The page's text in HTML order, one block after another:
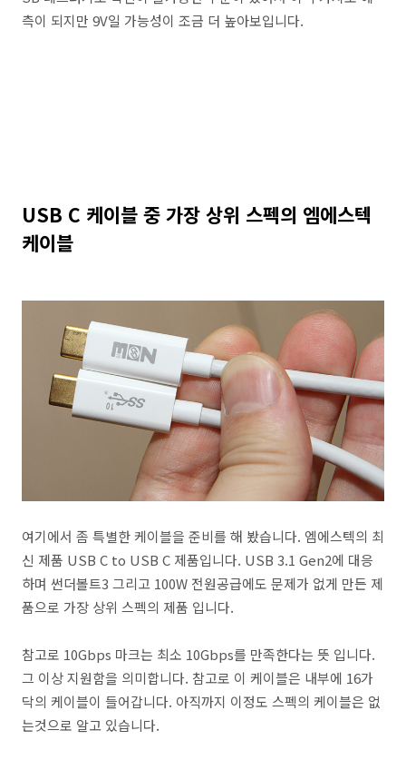
측이 되지만 9V일 가능성이 조금 더 높아보입니다.
USB C 케이블 중 가장 상위 스펙의 엠에스텍
케이블
여기에서 좀 특별한 케이블을 준비를 해 봤습니다. 엠에스텍의 최
신 제품 USB C to USB C 제품입니다. USB 3.1 Gen2에 대응
하며 썬더볼트3 그리고 100W 전원공급에도 문제가 없게 만든 제
품으로 가장 상위 스펙의 제품 입니다.
참고로 10Gbps 마크는 최소 10Gbps를 만족한다는 뜻 입니다.
그 이상 지원함을 의미합니다. 참고로 이 케이블은 내부에 16가
닥의 케이블이 들어갑니다. 아직까지 이정도 스펙의 케이블은 없
는것으로 알고 있습니다.